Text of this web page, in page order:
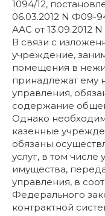
1094/12,
06.03.2012 N Ф09-
ААС от 13.09.2012
В связи с
учреждение,
помещения в
принадлежат ему
управления,
содержание
Однако
казенные
обязаны
услуг, в том
имущества,
управления, в
Федерального
контрактной